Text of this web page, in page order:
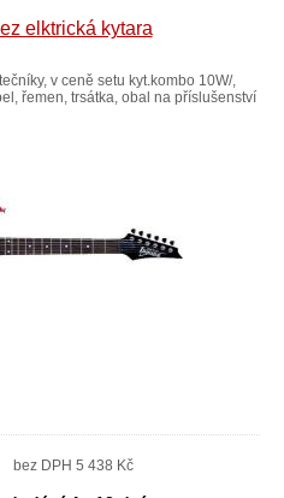
elktrická kytara
v ceně setu kyt.kombo 10W/,
řemen, trsátka, obal na příslušenství
bez DPH 5 438 Kč